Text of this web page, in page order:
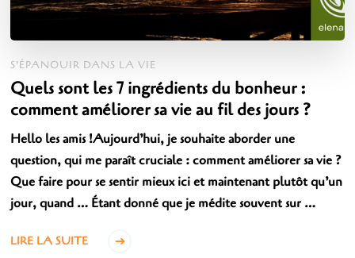
S'ÉPANOUIR DANS LA VIE
Quels sont les 7 ingrédients du bonheur :
comment améliorer sa vie au fil des jours ?
Hello les amis !Aujourd’hui, je souhaite aborder une
question, qui me paraît cruciale : comment améliorer sa vie ?
Que faire pour se sentir mieux ici et maintenant plutôt qu’un
jour, quand … Étant donné que je médite souvent sur …
LIRE LA SUITE